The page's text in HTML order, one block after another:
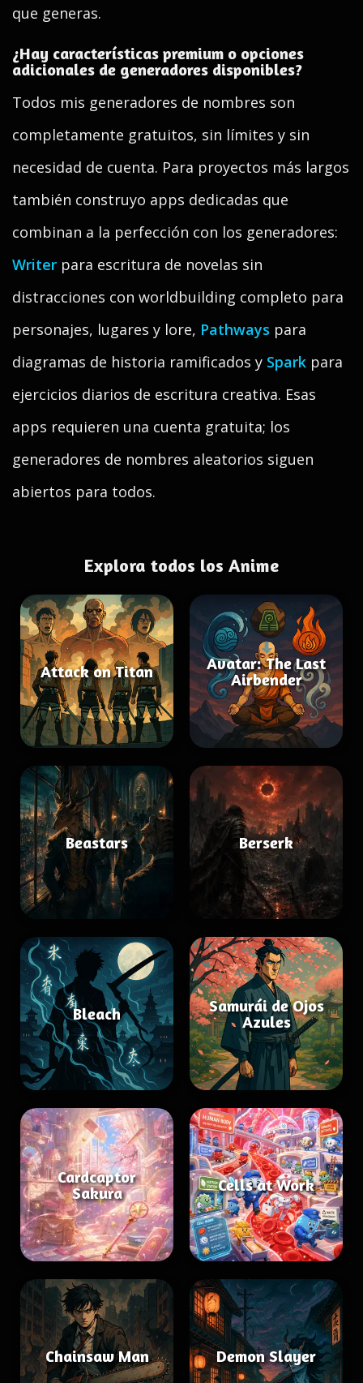
que generas.
¿Hay características premium o opciones
adicionales de generadores disponibles?
Todos mis generadores de nombres son
completamente gratuitos, sin límites y sin
necesidad de cuenta. Para proyectos más largos
también construyo apps dedicadas que
combinan a la perfección con los generadores:
Writer para escritura de novelas sin
distracciones con worldbuilding completo para
personajes, lugares y lore, Pathways para
diagramas de historia ramificados y Spark para
ejercicios diarios de escritura creativa. Esas
apps requieren una cuenta gratuita; los
generadores de nombres aleatorios siguen
abiertos para todos.
Explora todos los Anime
Attack on Titan
Avatar: The Last
Airbender
Beastars Berserk
Bleach
Samurái de Ojos
Azules
Cardcaptor
Sakura
Cells at Work
Chainsaw Man Demon Slayer